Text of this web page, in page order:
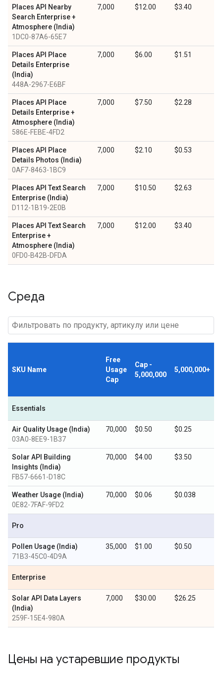
Places API Nearby
Search Enterprise +
Atmosphere (India)
1DC0-87A6-65E7
7,000 $12.00 $3.40
Places API Place
Details Enterprise
(India)
448A-2967-E6BF
7,000 $6.00 $1.51
Places API Place
Details Enterprise +
Atmosphere (India)
586E-FEBE-4FD2
7,000 $7.50 $2.28
Places API Place
Details Photos (India)
0AF7-8463-1BC9
7,000 $2.10 $0.53
Places API Text Search
Enterprise (India)
D112-1B19-2E0B
7,000 $10.50 $2.63
Places API Text Search
Enterprise +
Atmosphere (India)
0FD0-B42B-DFDA
7,000 $12.00 $3.40
Среда
SKU Name
Free
Usage
Cap
Cap -
5,000,000
5,000,000+
Essentials
Air Quality Usage (India)
03A0-8EE9-1B37
70,000 $0.50 $0.25
Solar API Building
Insights (India)
FB57-6661-D18C
70,000 $4.00 $3.50
Weather Usage (India)
0E82-7FAF-9FD2
70,000 $0.06 $0.038
Pro
Pollen Usage (India)
71B3-45C0-4D9A
35,000 $1.00 $0.50
Enterprise
Solar API Data Layers
(India)
259F-15E4-980A
7,000 $30.00 $26.25
Цены на устаревшие продукты